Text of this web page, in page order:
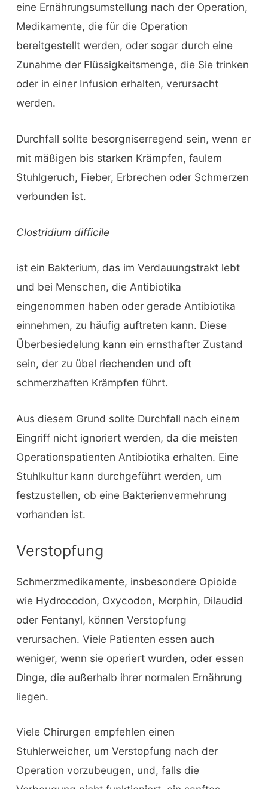
eine Ernährungsumstellung nach der Operation,
Medikamente, die für die Operation
bereitgestellt werden, oder sogar durch eine
Zunahme der Flüssigkeitsmenge, die Sie trinken
oder in einer Infusion erhalten, verursacht
werden.
Durchfall sollte besorgniserregend sein, wenn er
mit mäßigen bis starken Krämpfen, faulem
Stuhlgeruch, Fieber, Erbrechen oder Schmerzen
verbunden ist.
Clostridium difficile
ist ein Bakterium, das im Verdauungstrakt lebt
und bei Menschen, die Antibiotika
eingenommen haben oder gerade Antibiotika
einnehmen, zu häufig auftreten kann. Diese
Überbesiedelung kann ein ernsthafter Zustand
sein, der zu übel riechenden und oft
schmerzhaften Krämpfen führt.
Aus diesem Grund sollte Durchfall nach einem
Eingriff nicht ignoriert werden, da die meisten
Operationspatienten Antibiotika erhalten. Eine
Stuhlkultur kann durchgeführt werden, um
festzustellen, ob eine Bakterienvermehrung
vorhanden ist.
Verstopfung
Schmerzmedikamente, insbesondere Opioide
wie Hydrocodon, Oxycodon, Morphin, Dilaudid
oder Fentanyl, können Verstopfung
verursachen. Viele Patienten essen auch
weniger, wenn sie operiert wurden, oder essen
Dinge, die außerhalb ihrer normalen Ernährung
liegen.
Viele Chirurgen empfehlen einen
Stuhlerweicher, um Verstopfung nach der
Operation vorzubeugen, und, falls die